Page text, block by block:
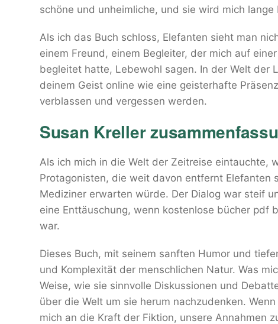
schöne und unheimliche, und sie wird mich lange
Als ich das Buch schloss, Elefanten sieht man
einem Freund, einem Begleiter, der mich auf
begleitet hatte, Lebewohl sagen. In der Welt der
deinem Geist online wie eine geisterhafte
verblassen und vergessen werden.
Susan Kreller
Als ich mich in die Welt der Zeitreise eintauchte,
Protagonisten, die weit davon entfernt Elefanten
Mediziner erwarten würde. Der Dialog war steif
eine Enttäuschung, wenn kostenlose bücher pdf
war.
Dieses Buch, mit seinem sanften Humor und
und Komplexität der menschlichen Natur. Was
Weise, wie sie sinnvolle Diskussionen und
über die Welt um sie herum nachzudenken.
mich an die Kraft der Fiktion, unsere Annahmen